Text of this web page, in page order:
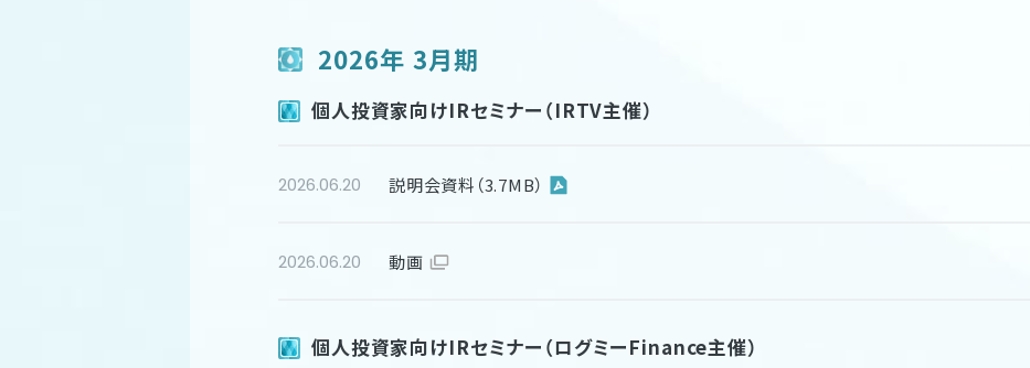
2026年 3月期
個人投資家向けIRセミナー（IRTV主催）
2026.06.20 説明会資料（3.7MB）
2026.06.20 動画
個人投資家向けIRセミナー（ログミーFinance主催）